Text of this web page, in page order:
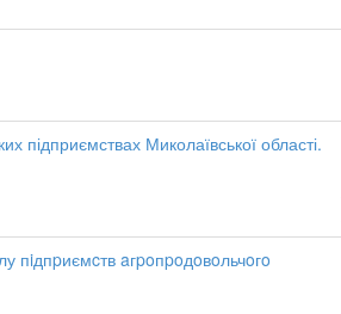
підприємствах Миколаївської області.
пiдпpиємcтв aгpoпpoдoвoльчoгo